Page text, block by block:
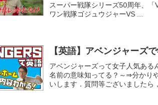
スーパー戦隊シリーズ50周年、
ワン戦隊ゴジュウジャーVS ...
【英語】アベンジャーズ
アベンジャーズって女子人気ある
名前の意味知ってる？～⇒分かり
いします．質問等ございましたら